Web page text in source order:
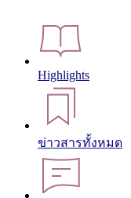
Highlights
ข่าวสารทั้งหมด